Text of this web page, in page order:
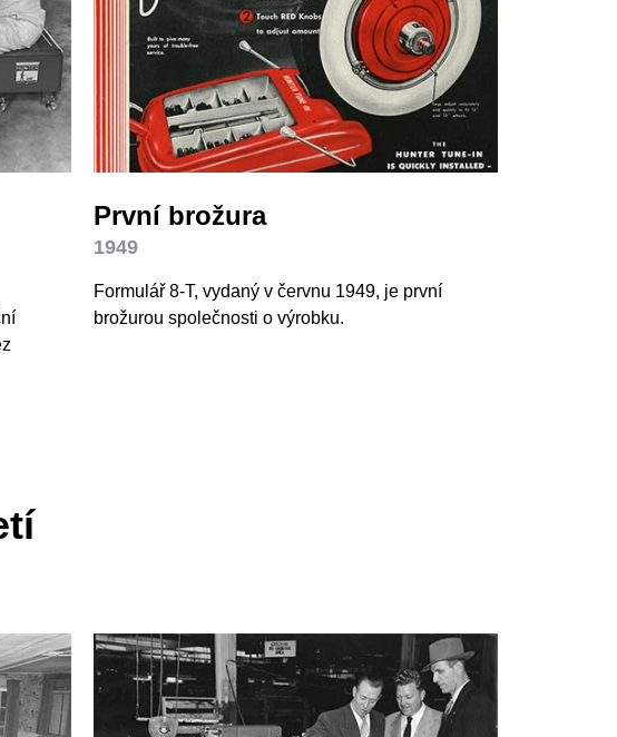
První brožura
1949
Formulář 8-T, vydaný v červnu 1949, je první
brožurou společnosti o výrobku.